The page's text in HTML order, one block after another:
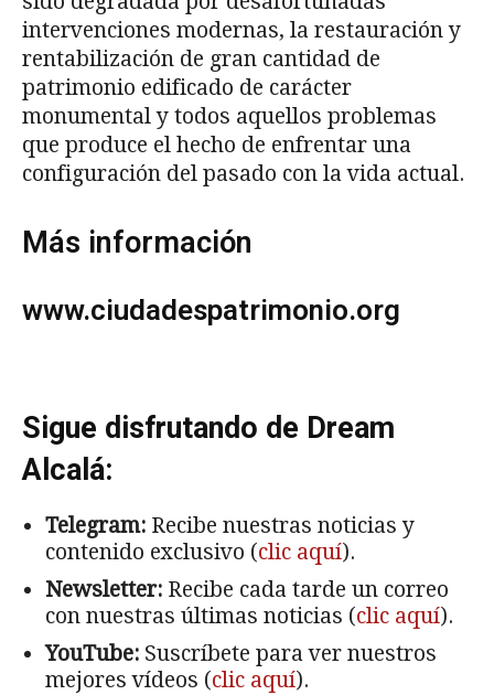
intervenciones modernas, la restauración y
rentabilización de gran cantidad de
patrimonio edificado de carácter
monumental y todos aquellos problemas
que produce el hecho de enfrentar una
configuración del pasado con la vida actual.
Más información
www.ciudadespatrimonio.org
Sigue disfrutando de Dream
Alcalá:
Telegram: Recibe nuestras noticias y
contenido exclusivo (clic aquí).
Newsletter: Recibe cada tarde un correo
con nuestras últimas noticias (clic aquí).
YouTube: Suscríbete para ver nuestros
mejores vídeos (clic aquí).